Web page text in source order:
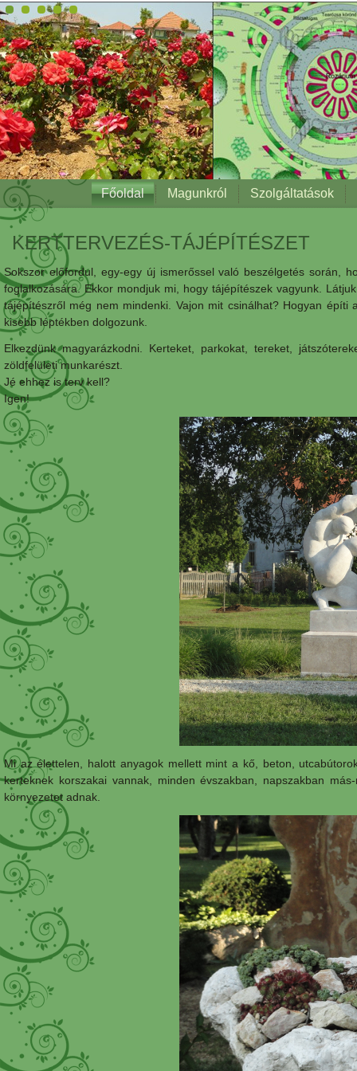
Főoldal Magunkról Szolgáltatások
KERTTERVEZÉS-TÁJÉPÍTÉSZET
Sokszor előfordul, egy-egy új ismerőssel való beszélgetés során,
foglalkozására. Ekkor mondjuk mi, hogy tájépítészek vagyunk.
tájépítészről még nem mindenki. Vajon mit csinálhat? Hogyan
kisebb léptékben dolgozunk.
Elkezdünk magyarázkodni. Kerteket, parkokat, tereket,
zöldfelületi munkarészt.
Jé ehhez is terv kell?
Igen!
Mi az élettelen, halott anyagok mellett mint a kő, beton,
kerteknek korszakai vannak, minden évszakban, napszakban
környezetet adnak.